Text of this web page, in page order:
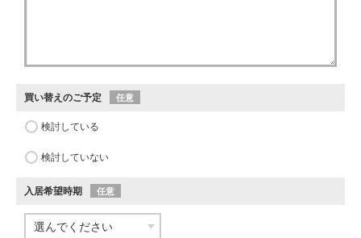
買い替えのご予定 任意
検討している
検討していない
入居希望時期 任意